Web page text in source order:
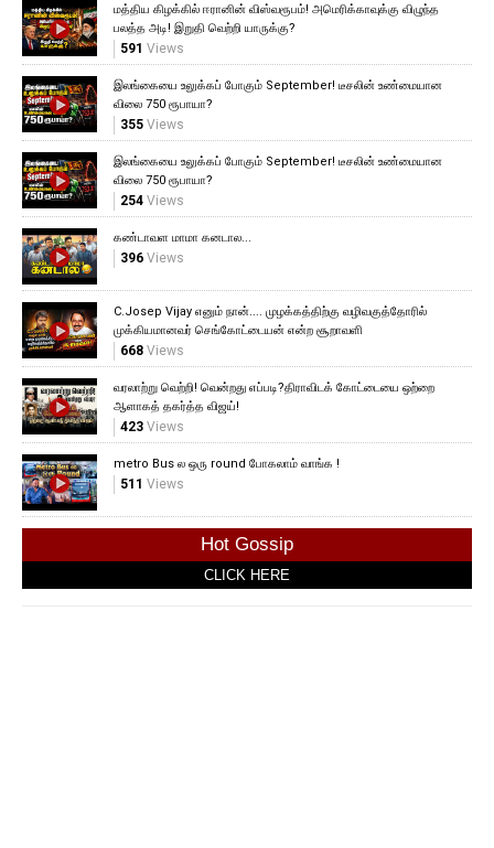
மத்திய கிழக்கில் ஈரானின் விஸ்வரூபம்! அமெரிக்காவுக்கு விழுந்த
பலத்த அடி! இறுதி வெற்றி யாருக்கு?
591 Views
இலங்கையை உலுக்கப் போகும் September! டீசலின் உண்மையான
விலை 750 ரூபாயா?
355Views
இலங்கையை உலுக்கப் போகும் September! டீசலின் உண்மையான
விலை 750 ரூபாயா?
254Views
கண்டாவள மாமா கனடால...
396Views
C.Josep Vijay எனும் நான்.... முழக்கத்திற்கு வழிவகுத்தோரில்
முக்கியமானவர் செங்கோட்டையன் என்ற சூறாவளி
668Views
வரலாற்று வெற்றி! வென்றது எப்படி?திராவிடக் கோட்டையை ஒற்றை
ஆளாகத் தகர்த்த விஜய்!
423Views
metro Bus ல ஒரு round போகலாம் வாங்க !
511 Views
Hot Gossip
CLICK HERE